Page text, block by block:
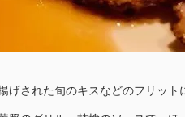
げされた旬のキスなどのフリット